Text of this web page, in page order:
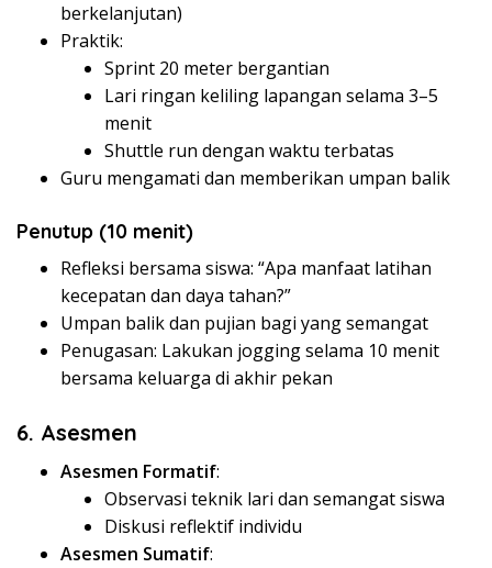
berkelanjutan)
Praktik:
Sprint 20 meter bergantian
Lari ringan keliling lapangan selama 3–5
menit
Shuttle run dengan waktu terbatas
Guru mengamati dan memberikan umpan balik
Penutup (10 menit)
Refleksi bersama siswa: “Apa manfaat latihan
kecepatan dan daya tahan?”
Umpan balik dan pujian bagi yang semangat
Penugasan: Lakukan jogging selama 10 menit
bersama keluarga di akhir pekan
6. Asesmen
Asesmen Formatif:
Observasi teknik lari dan semangat siswa
Diskusi reflektif individu
Asesmen Sumatif: